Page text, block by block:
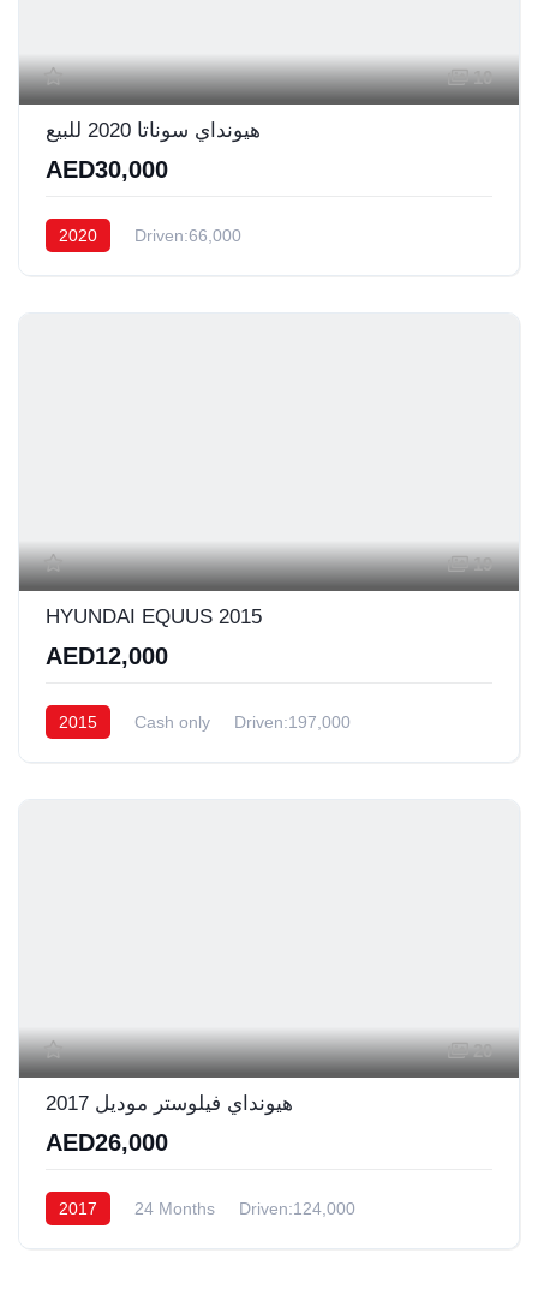
10
هيونداي سوناتا 2020 للبيع
AED30,000
2020 Driven:66,000
19
HYUNDAI EQUUS 2015
AED12,000
2015 Cash only Driven:197,000
20
هيونداي فيلوستر موديل 2017
AED26,000
2017 24 Months Driven:124,000